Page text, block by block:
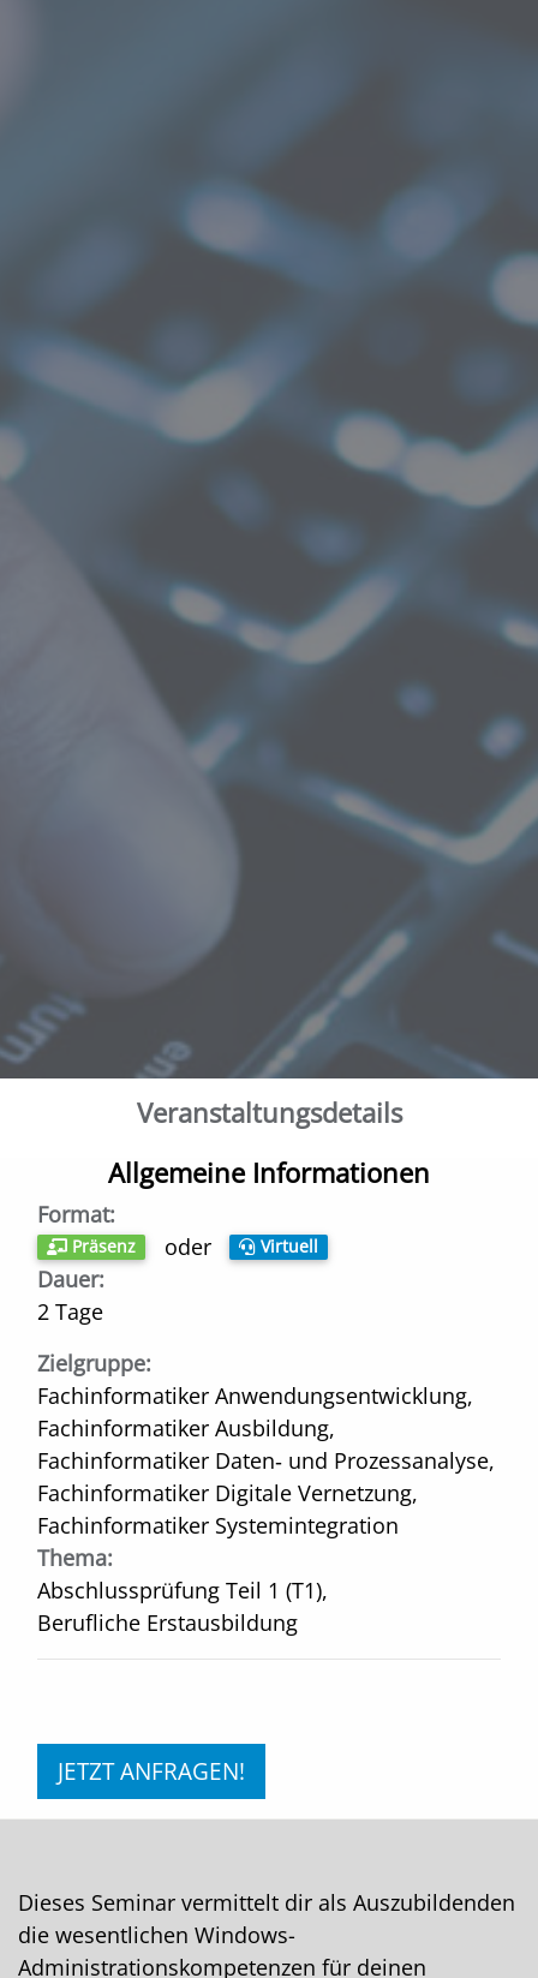
Veranstaltungs­details
Allgemeine Informationen
Format:
Präsenz oder Virtuell
Dauer:
2 Tage
Zielgruppe:
Fachinformatiker Anwendungsentwicklung,
Fachinformatiker Ausbildung,
Fachinformatiker Daten‑ und Prozessanalyse,
Fachinformatiker Digitale Vernetzung,
Fachinformatiker Systemintegration
Thema:
Abschlussprüfung Teil 1 (T1),
Berufliche Erstausbildung
JETZT ANFRAGEN!
Dieses Seminar vermittelt dir als Auszubildenden
die wesentlichen Windows-
Administrationskompetenzen für deinen